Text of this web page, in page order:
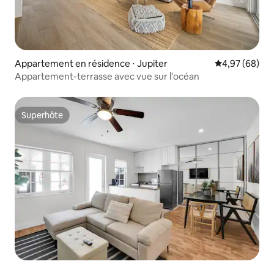
Appartement en résidence ⋅ Jupiter Évaluation
4,97 (68)
Appartement-terrasse avec vue sur l'océan
Superhôte
Superhôte